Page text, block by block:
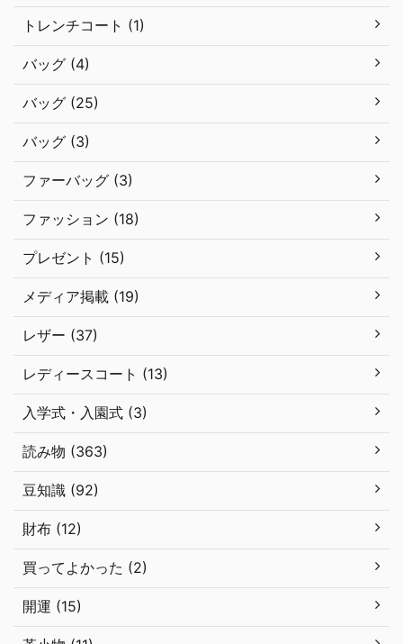
トレンチコート (1)
バッグ (4)
バッグ (25)
バッグ (3)
ファーバッグ (3)
ファッション (18)
プレゼント (15)
メディア掲載 (19)
レザー (37)
レディースコート (13)
入学式・入園式 (3)
読み物 (363)
豆知識 (92)
財布 (12)
買ってよかった (2)
開運 (15)